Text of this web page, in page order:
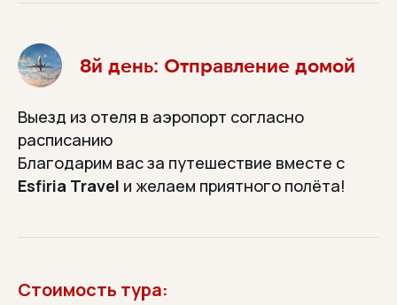
8й день: Отправление домой
Выезд из отеля в аэропорт согласно
расписанию
Благодарим вас за путешествие вместе с
Esfiria Travel и желаем приятного полёта!
Стоимость тура:
ОДНОМУ
У нас часто ездят без пары —